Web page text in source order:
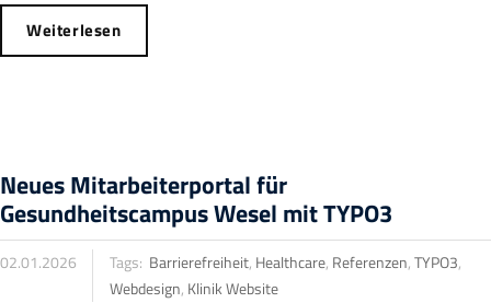
Weiterlesen
Neues Mitarbeiterportal für
Gesundheitscampus Wesel mit TYPO3
02.01.2026 Tags: Barrierefreiheit, Healthcare, Referenzen,TYPO3,
Webdesign, Klinik Website